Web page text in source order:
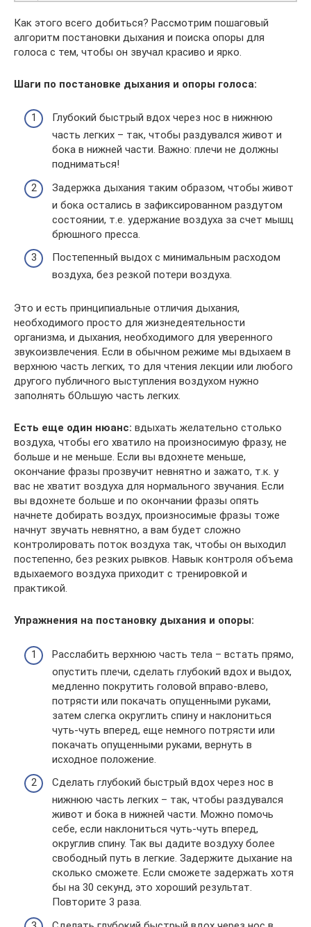
Как этого всего добиться? Рассмотрим пошаговый
алгоритм постановки дыхания и поиска опоры для
голоса с тем, чтобы он звучал красиво и ярко.
Шаги по постановке дыхания и опоры голоса:
Глубокий быстрый вдох через нос в нижнюю
часть легких – так, чтобы раздувался живот и
бока в нижней части. Важно: плечи не должны
подниматься!
Задержка дыхания таким образом, чтобы живот
и бока остались в зафиксированном раздутом
состоянии, т.е. удержание воздуха за счет мышц
брюшного пресса.
Постепенный выдох с минимальным расходом
воздуха, без резкой потери воздуха.
Это и есть принципиальные отличия дыхания,
необходимого просто для жизнедеятельности
организма, и дыхания, необходимого для уверенного
звукоизвлечения. Если в обычном режиме мы вдыхаем в
верхнюю часть легких, то для чтения лекции или любого
другого публичного выступления воздухом нужно
заполнять бОльшую часть легких.
Есть еще один нюанс: вдыхать желательно столько
воздуха, чтобы его хватило на произносимую фразу, не
больше и не меньше. Если вы вдохнете меньше,
окончание фразы прозвучит невнятно и зажато, т.к. у
вас не хватит воздуха для нормального звучания. Если
вы вдохнете больше и по окончании фразы опять
начнете добирать воздух, произносимые фразы тоже
начнут звучать невнятно, а вам будет сложно
контролировать поток воздуха так, чтобы он выходил
постепенно, без резких рывков. Навык контроля объема
вдыхаемого воздуха приходит с тренировкой и
практикой.
Упражнения на постановку дыхания и опоры:
Расслабить верхнюю часть тела – встать прямо,
опустить плечи, сделать глубокий вдох и выдох,
медленно покрутить головой вправо-влево,
потрясти или покачать опущенными руками,
затем слегка округлить спину и наклониться
чуть-чуть вперед, еще немного потрясти или
покачать опущенными руками, вернуть в
исходное положение.
Сделать глубокий быстрый вдох через нос в
нижнюю часть легких – так, чтобы раздувался
живот и бока в нижней части. Можно помочь
себе, если наклониться чуть-чуть вперед,
округлив спину. Так вы дадите воздуху более
свободный путь в легкие. Задержите дыхание на
сколько сможете. Если сможете задержать хотя
бы на 30 секунд, это хороший результат.
Повторите 3 раза.